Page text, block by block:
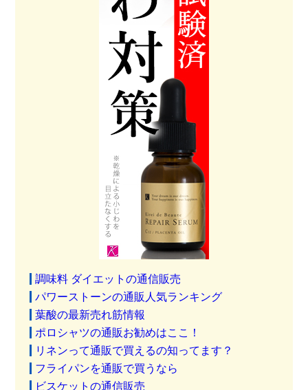
調味料 ダイエットの通信販売
パワーストーンの通販人気ランキング
葉酸の最新売れ筋情報
ポロシャツの通販お勧めはここ！
リネンって通販で買えるの知ってます？
フライパンを通販で買うなら
ビスケットの通信販売